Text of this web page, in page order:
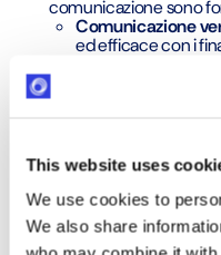
This website uses
We use cookies to
We also share
comunicazione sono
Comunicazione
ed efficace con i
programma, la
rapporti di lavoro
Capacità
capacità organizzative